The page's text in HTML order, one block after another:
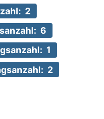
2
6
1
2